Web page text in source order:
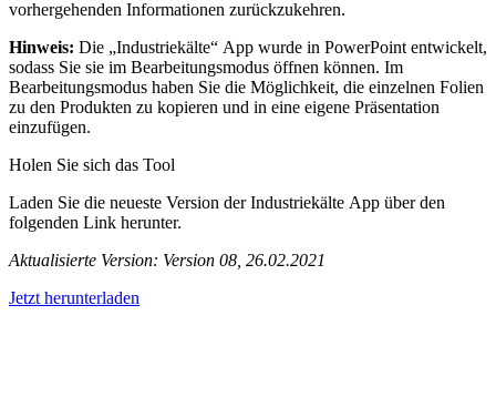
vorhergehenden Informationen zurückzukehren.
Hinweis: Die „Industriekälte“ App wurde in PowerPoint entwickelt,
sodass Sie sie im Bearbeitungsmodus öffnen können. Im
Bearbeitungsmodus haben Sie die Möglichkeit, die einzelnen Folien
zu den Produkten zu kopieren und in eine eigene Präsentation
einzufügen.
Holen Sie sich das Tool
Laden Sie die neueste Version der Industriekälte App über den
folgenden Link herunter.
Aktualisierte Version: Version 08, 26.02.2021
Jetzt herunterladen